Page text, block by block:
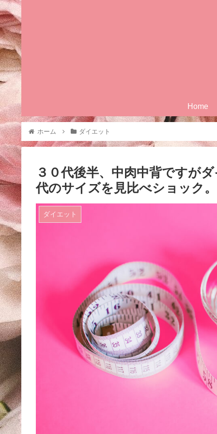
Home
ホーム ダイエット
３０代後半、中肉中背ですが
代のサイズを見比べショック。
ダイエット